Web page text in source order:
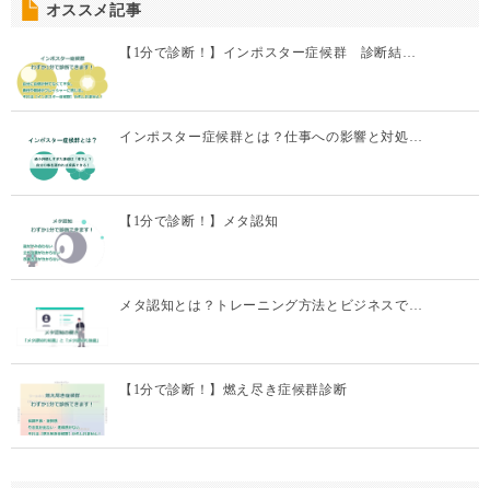
オススメ記事
【1分で診断！】インポスター症候群 診断結…
インポスター症候群とは？仕事への影響と対処…
【1分で診断！】メタ認知
メタ認知とは？トレーニング方法とビジネスで…
【1分で診断！】燃え尽き症候群診断